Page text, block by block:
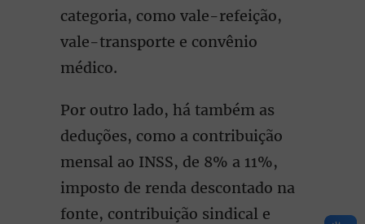
categoria, como vale-refeição,
vale-transporte e convênio
médico.
Por outro lado, há também as
deduções, como a contribuição
mensal ao INSS, de 8% a 11%,
imposto de renda descontado na
fonte, contribuição sindical e